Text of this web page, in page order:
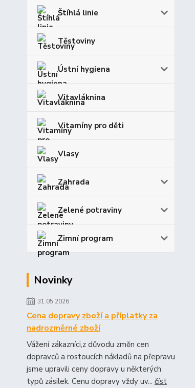
Štíhlá linie
Těstoviny
Ústní hygiena
Vitavláknina
Vitamíny pro děti
Vlasy
Zahrada
Zelené potraviny
Zimní program
Novinky
31.05.2026
Cena dopravy zboží a příplatky za
nadrozměrné zboží
Vážení zákazníci,z důvodu změn cen
dopravců a rostoucích nákladů na přepravu
jsme upravili ceny dopravy u některých
typů zásilek. Cenu dopravy vždy uv... číst